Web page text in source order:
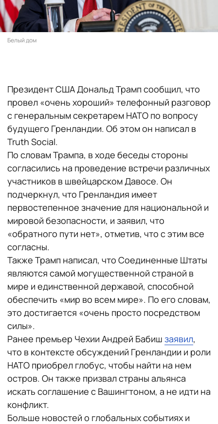
Белый дом
Президент США Дональд Трамп сообщил, что
провел «очень хороший» телефонный разговор
с генеральным секретарем НАТО по вопросу
будущего Гренландии. Об этом он написал в
Truth Social.
По словам Трампа, в ходе беседы стороны
согласились на проведение встречи различных
участников в швейцарском Давосе. Он
подчеркнул, что Гренландия имеет
первостепенное значение для национальной и
мировой безопасности, и заявил, что
«обратного пути нет», отметив, что с этим все
согласны.
Также Трамп написал, что Соединенные Штаты
являются самой могущественной страной в
мире и единственной державой, способной
обеспечить «мир во всем мире». По его словам,
это достигается «очень просто посредством
силы».
Ранее премьер Чехии Андрей Бабиш заявил,
что в контексте обсуждений Гренландии и роли
НАТО приобрел глобус, чтобы найти на нем
остров. Он также призвал страны альянса
искать соглашение с Вашингтоном, а не идти на
конфликт.
Больше новостей о глобальных событиях и